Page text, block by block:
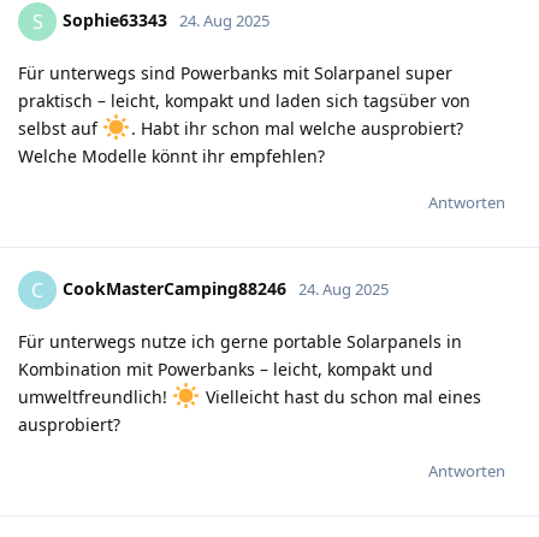
S Sophie63343 24. Aug 2025
Für unterwegs sind Powerbanks mit Solarpanel super
praktisch – leicht, kompakt und laden sich tagsüber von
selbst auf
. Habt ihr schon mal welche ausprobiert?
Welche Modelle könnt ihr empfehlen?
Antworten
C CookMasterCamping88246 24. Aug 2025
Für unterwegs nutze ich gerne portable Solarpanels in
Kombination mit Powerbanks – leicht, kompakt und
umweltfreundlich!
Vielleicht hast du schon mal eines
ausprobiert?
Antworten